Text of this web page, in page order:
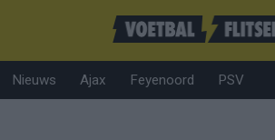
Nieuws Ajax Feyenoord PSV